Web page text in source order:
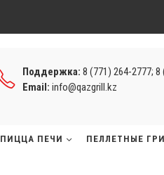
Поддержка: 8 (771) 264-2777;
Email: info@qazgrill.kz
ПИЦЦА ПЕЧИ ПЕЛЛЕТНЫЕ